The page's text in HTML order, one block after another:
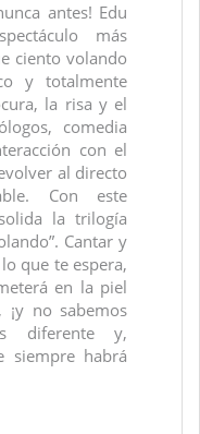
antes! Edu
más
ciento volando
y totalmente
la risa y el
comedia
con el
al directo
Con este
la trilogía
Cantar y
que te espera,
en la piel
no sabemos
diferente y,
siempre habrá